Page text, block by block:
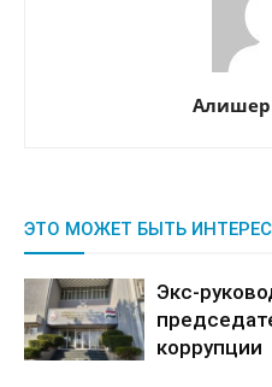
ЭТО МОЖЕТ БЫТЬ
Экс-
коррупции